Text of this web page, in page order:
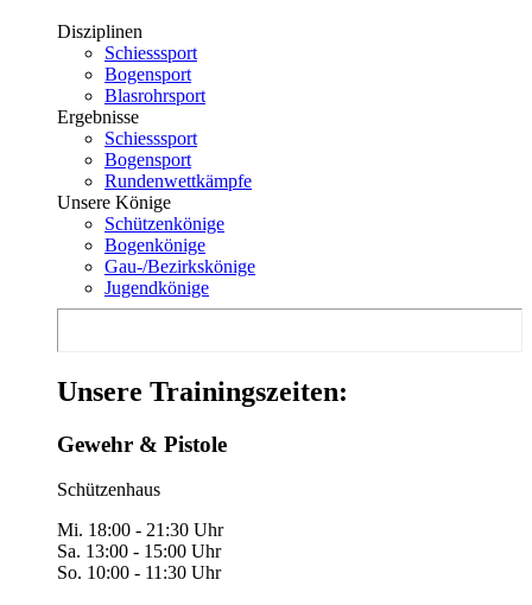
Disziplinen
Schiesssport
Bogensport
Blasrohrsport
Ergebnisse
Schiesssport
Bogensport
Rundenwettkämpfe
Unsere Könige
Schützenkönige
Bogenkönige
Gau-/Bezirkskönige
Jugendkönige
Unsere Trainingszeiten:
Gewehr & Pistole
Schützenhaus
Mi. 18:00 - 21:30 Uhr
Sa. 13:00 - 15:00 Uhr
So. 10:00 - 11:30 Uhr